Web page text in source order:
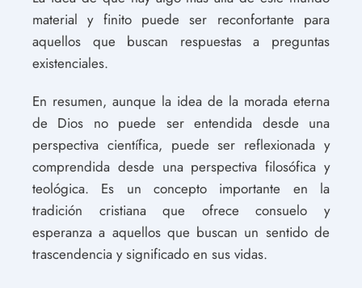
material y finito puede ser reconfortante para
aquellos que buscan respuestas a preguntas
existenciales.
En resumen, aunque la idea de la morada eterna
de Dios no puede ser entendida desde una
perspectiva científica, puede ser reflexionada y
comprendida desde una perspectiva filosófica y
teológica. Es un concepto importante en la
tradición cristiana que ofrece consuelo y
esperanza a aquellos que buscan un sentido de
trascendencia y significado en sus vidas.